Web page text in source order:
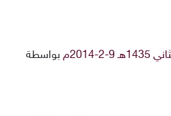
بواسطة